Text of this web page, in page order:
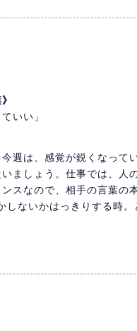
いい」
週は、感覚が鋭くなって
ましょう。仕事では、人
スなので、相手の言葉の
しないかはっきりする時